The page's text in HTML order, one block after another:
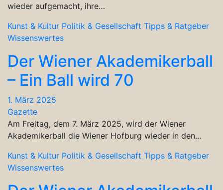
wieder aufgemacht, ihre…
Kunst & Kultur Politik & Gesellschaft Tipps & Ratgeber
Wissenswertes
Der Wiener Akademikerball
– Ein Ball wird 70
1. März 2025
Gazette
Am Freitag, dem 7. März 2025, wird der Wiener
Akademikerball die Wiener Hofburg wieder in den…
Kunst & Kultur Politik & Gesellschaft Tipps & Ratgeber
Wissenswertes